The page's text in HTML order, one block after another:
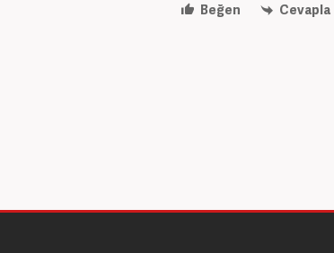
Beğen
Cevapla